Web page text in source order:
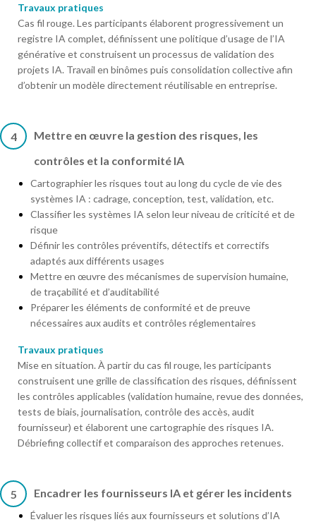
Travaux pratiques
Cas fil rouge. Les participants élaborent progressivement un
registre IA complet, définissent une politique d’usage de l’IA
générative et construisent un processus de validation des
projets IA. Travail en binômes puis consolidation collective afin
d’obtenir un modèle directement réutilisable en entreprise.
4
Mettre en œuvre la gestion des risques, les
contrôles et la conformité IA
Cartographier les risques tout au long du cycle de vie des
systèmes IA : cadrage, conception, test, validation, etc.
Classifier les systèmes IA selon leur niveau de criticité et de
risque
Définir les contrôles préventifs, détectifs et correctifs
adaptés aux différents usages
Mettre en œuvre des mécanismes de supervision humaine,
de traçabilité et d’auditabilité
Préparer les éléments de conformité et de preuve
nécessaires aux audits et contrôles réglementaires
Travaux pratiques
Mise en situation. À partir du cas fil rouge, les participants
construisent une grille de classification des risques, définissent
les contrôles applicables (validation humaine, revue des données,
tests de biais, journalisation, contrôle des accès, audit
fournisseur) et élaborent une cartographie des risques IA.
Débriefing collectif et comparaison des approches retenues.
5 Encadrer les fournisseurs IA et gérer les incidents
Évaluer les risques liés aux fournisseurs et solutions d’IA